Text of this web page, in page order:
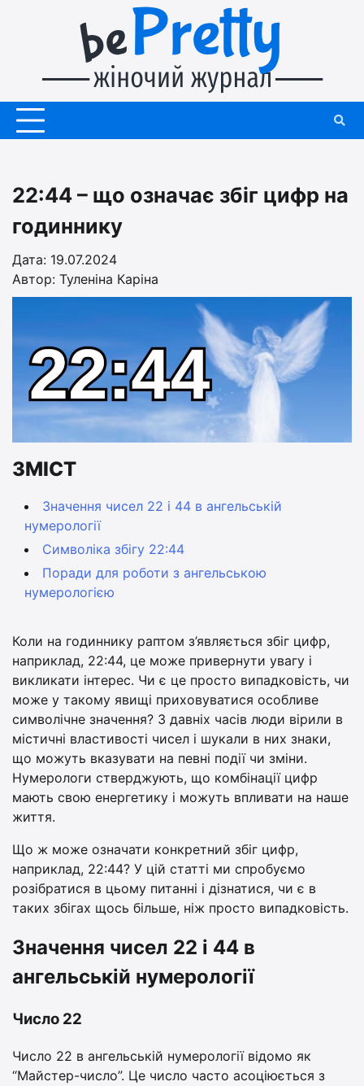
22:44 – що означає збіг цифр на
годиннику
Дата: 19.07.2024
Автор: Туленіна Каріна
ЗМІСТ
Значення чисел 22 і 44 в ангельській
нумерології
Символіка збігу 22:44
Поради для роботи з ангельською
нумерологією
Коли на годиннику раптом з’являється збіг цифр,
наприклад, 22:44, це може привернути увагу і
викликати інтерес. Чи є це просто випадковість, чи
може у такому явищі приховуватися особливе
символічне значення? З давніх часів люди вірили в
містичні властивості чисел і шукали в них знаки,
що можуть вказувати на певні події чи зміни.
Нумерологи стверджують, що комбінації цифр
мають свою енергетику і можуть впливати на наше
життя.
Що ж може означати конкретний збіг цифр,
наприклад, 22:44? У цій статті ми спробуємо
розібратися в цьому питанні і дізнатися, чи є в
таких збігах щось більше, ніж просто випадковість.
Значення чисел 22 і 44 в
ангельській нумерології
Число 22
Число 22 в ангельській нумерології відомо як
“Майстер-число”. Це число часто асоціюється з